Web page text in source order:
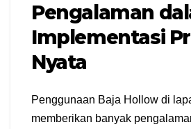
Pengalaman
Implementasi
Nyata
Penggunaan Baja Hollow di
memberikan banyak